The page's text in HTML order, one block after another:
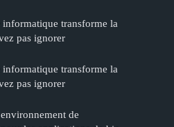
transforme la
pas ignorer
transforme la
pas ignorer
de